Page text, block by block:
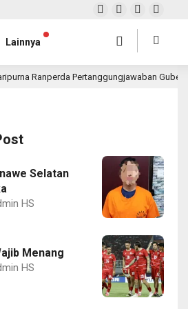
Lainnya
Ranperda Pertanggungjawaban
Selatan
HS
Menang
HS